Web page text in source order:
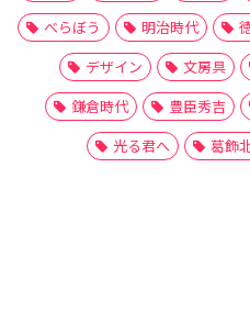
べらぼう
明治時代
デザイン
文房具
鎌倉時代
豊臣秀吉
光る君へ
葛飾